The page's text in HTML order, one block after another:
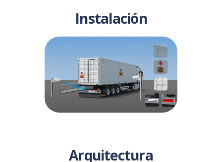
Instalación
Arquitectura